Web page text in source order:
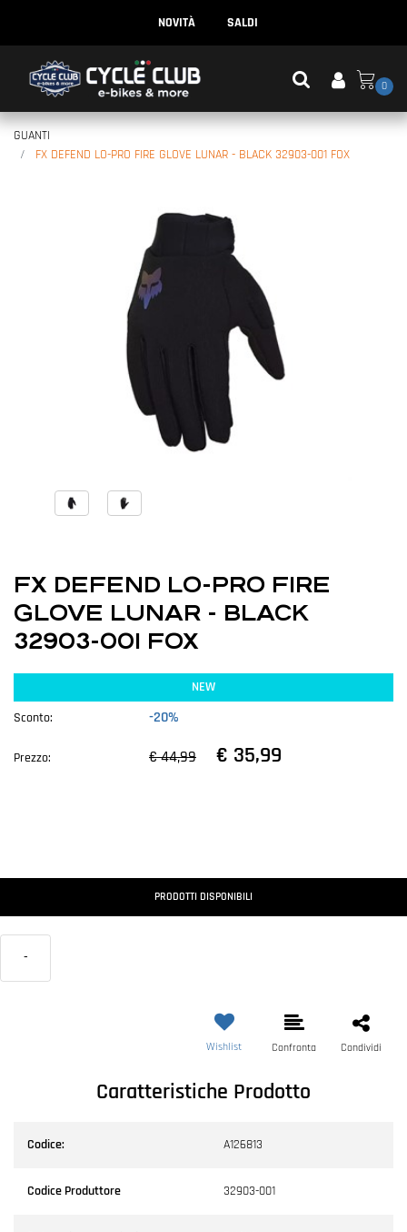
NOVITÀ SALDI
0
GUANTI
FX DEFEND LO-PRO FIRE GLOVE LUNAR - BLACK 32903-001 FOX
FX DEFEND LO-PRO FIRE
GLOVE LUNAR - BLACK
32903-001 FOX
NEW
Sconto:
-20%
Prezzo: € 44,99 € 35,99
PRODOTTI DISPONIBILI
-
Wishlist Confronta Condividi
Caratteristiche Prodotto
Codice: A126813
Codice Produttore 32903-001